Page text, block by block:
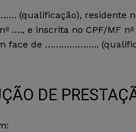
residente
…., e inscrita no CPF/MF
face de ………………..
DE